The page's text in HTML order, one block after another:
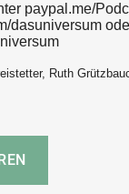
paypal.me/
dasuniversum
Ruth